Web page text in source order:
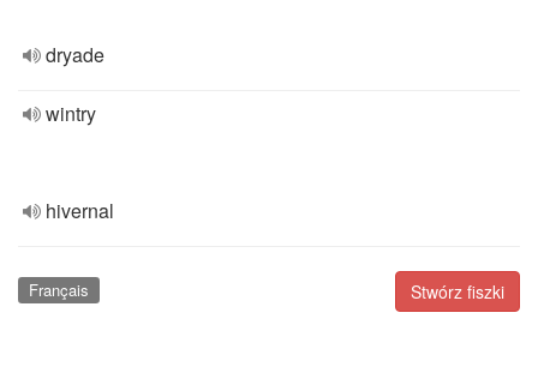
dryade
wintry
hivernal
Stwórz fiszki
Français